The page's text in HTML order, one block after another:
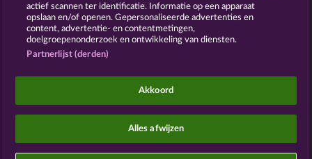
Sociale casino games zijn enkel bedoeld voor
entertainment en hebben absoluut geen enkele
gokken met echt geld.
©2026 Whow Games GmbH
actief scannen ter identificatie. Informatie op een apparaat
opslaan en/of openen. Gepersonaliseerde advertenties en
content, advertentie- en contentmetingen,
doelgroepenonderzoek en ontwikkeling van diensten.
Partnerlijst (derden)
Akkoord
Alles afwijzen